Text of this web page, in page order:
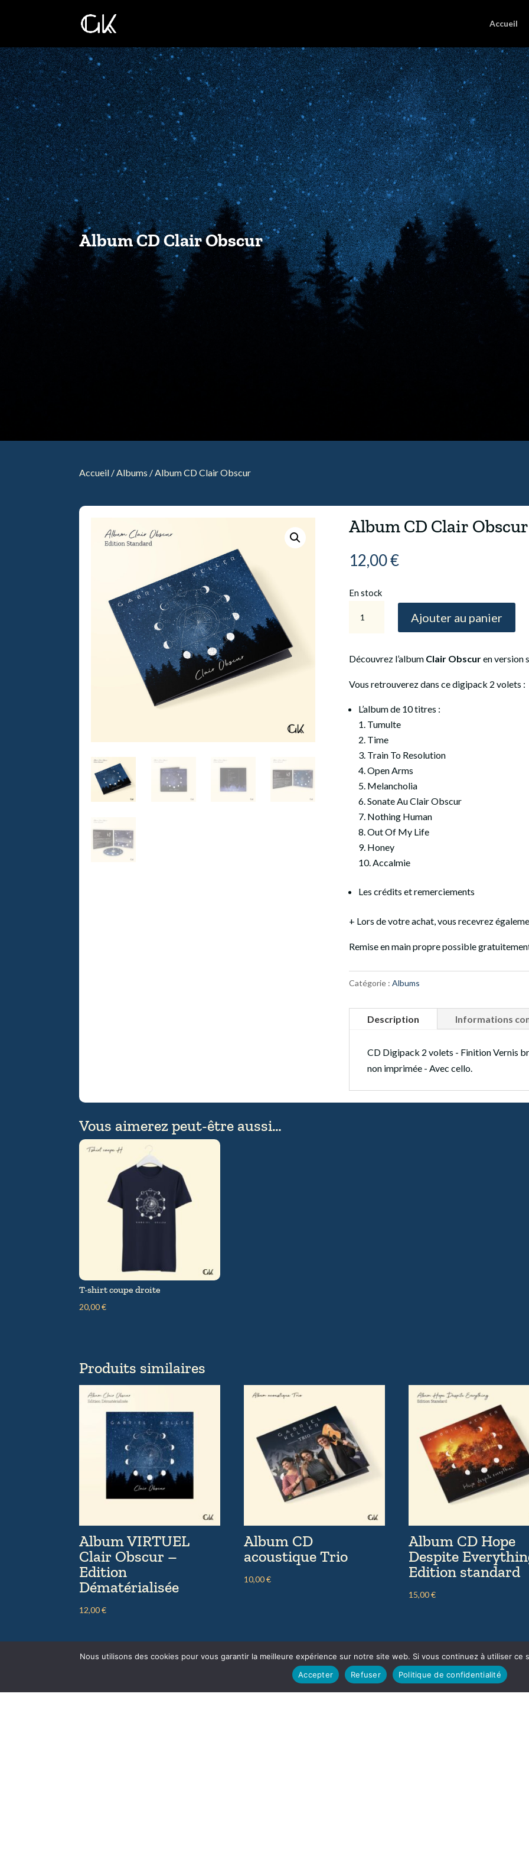
Accueil
Album CD Clair Obscur
Accueil /Albums / Album CD Clair Obscur
Album CD Clair Obscur
12,00€
En stock
CD
Obscur
Ajouter au panier
Découvrez l’album Clair Obscuren version
Vous retrouverez dans ce digipack 2 volets :
L’album de 10 titres :
Tumulte
Time
Train To Resolution
Open Arms
Melancholia
Sonate Au Clair Obscur
Nothing Human
Out Of My Life
Honey
Accalmie
Les crédits et remerciements
+ Lors de votre achat, vous recevrez
Remise en main propre possible
Catégorie :Albums
Description Informations
CD Digipack 2 volets - Finition Vernis
non imprimée - Avec cello.
Vous aimerez peut-être aussi…
T-shirt coupe droite
20,00€
Produits similaires
Album VIRTUEL
Clair Obscur –
Edition
Dématérialisée
12,00€
Album CD
acoustique Trio
10,00€
Album CD Hope
Despite
Edition standard
15,00€
Nous utilisons des cookies pour vous garantir la meilleure expérience sur notre site web. Si vous continuez à utiliser
Accepter
Refuser Politique de confidentialité